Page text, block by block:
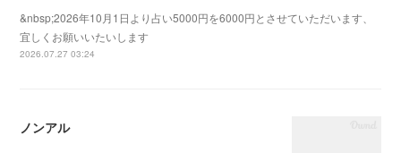
&nbsp;2026年10月1日より占い5000円を6000円とさせていただいます、
宜しくお願いいたいします
2026.07.27 03:24
ノンアル